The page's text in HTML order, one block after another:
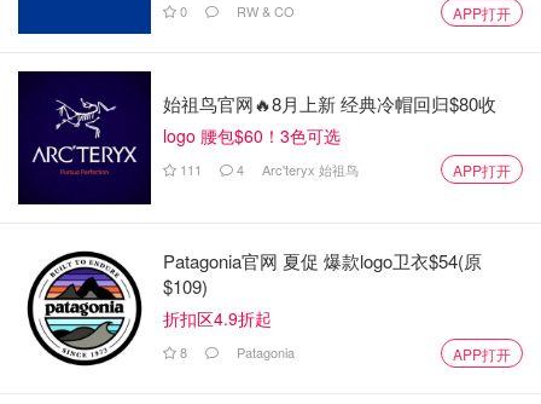
0 RW & CO APP打开
始祖鸟官网🔥8月上新 经典冷帽回归$80收
logo 腰包$60！3色可选
111 4 Arc'teryx 始祖鸟 APP打开
Patagonia官网 夏促 爆款logo卫衣$54(原
$109)
折扣区4.9折起
8 Patagonia APP打开